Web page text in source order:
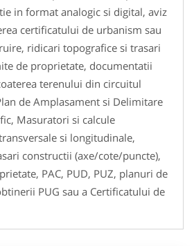
in format analogic si digital, aviz
certificatului de urbanism sau
ridicari topografice si trasari
de proprietate, documentatii
terenului din circuitul
de Amplasament si Delimitare
Masuratori si calcule
si longitudinale,
constructii (axe/cote/puncte),
PAC, PUD, PUZ, planuri de
PUG sau a Certificatului de